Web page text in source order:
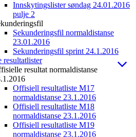
Innskytingslister søndag 24.01.2016
pulje 2
Sekunderingsfil normaldistanse
23.01.2016
Sekunderingsfil sprint 24.1.2016
resultatlister
resultat normaldistanse
Offisiell resultatliste M17
normaldistanse 23.1.2016
Offisiell resultatliste M18
normaldistanse 23.1.2016
Offisiell resultatliste M19
normaldistanse 23.1.2016